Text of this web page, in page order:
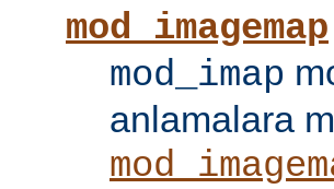
mod_imagemap
mod_imap
anlamalara